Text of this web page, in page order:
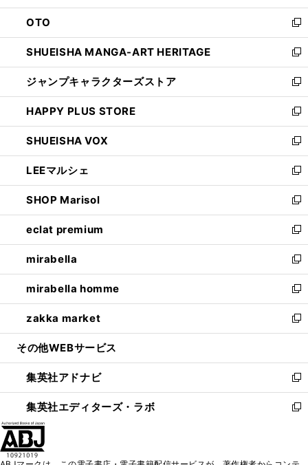
ウ
で
開
く
ン
ド
ウ
で
開
く
OTO
新
し
い
ウ
ィ
ン
ド
ウ
で
開
く
SHUEISHA MANGA-ART HERITAGE
新
し
い
ウ
ィ
ン
ド
ウ
で
開
く
ジャンプキャラクターズストア
新
し
い
ウ
ィ
ン
ド
ウ
で
開
く
HAPPY PLUS STORE
新
し
い
ウ
ィ
ン
ド
ウ
で
開
く
SHUEISHA VOX
新
し
い
ウ
ィ
ン
ド
ウ
で
開
く
LEEマルシェ
新
し
い
ウ
ィ
ン
ド
ウ
で
開
く
SHOP Marisol
新
し
い
ウ
ィ
ン
ド
ウ
で
開
eclat premium
新
し
い
ウ
ィ
ン
ド
ウ
開
く
mirabella
新
し
い
ウ
ィ
ン
ウ
で
開
く
mirabella homme
新
し
い
ウ
ン
ド
ウ
で
zakka market
新
し
ウ
ィ
ン
ド
その他WEBサービス
集英社アドナビ
新
し
い
集英社エディターズ・ラボ
新